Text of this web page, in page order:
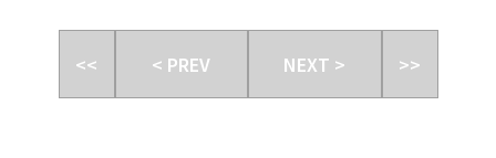
<< < PREV NEXT > >>